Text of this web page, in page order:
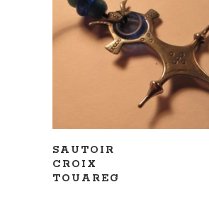
AJOUTER AU PANIER
SAUTOIR
CROIX
TOUAREG